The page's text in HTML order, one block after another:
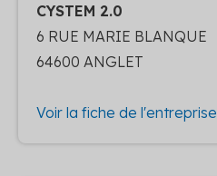
CYSTEM 2.0
6 RUE MARIE BLANQUE
64600 ANGLET
Voir la fiche de l'entreprise